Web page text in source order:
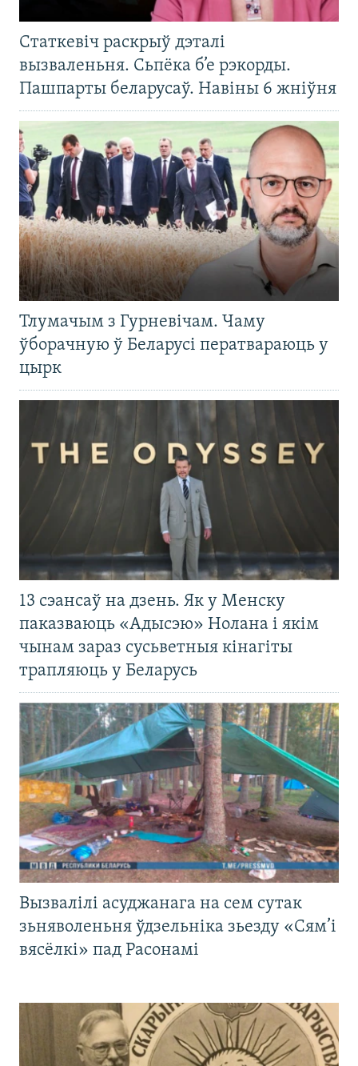
Статкевіч раскрыў дэталі
вызваленьня. Сьпёка б’е рэкорды.
Пашпарты беларусаў. Навіны 6 жніўня
Тлумачым з Гурневічам. Чаму
ўборачную ў Беларусі ператвараюць у
цырк
13 сэансаў на дзень. Як у Менску
паказваюць «Адысэю» Нолана і якім
чынам зараз сусьветныя кінагіты
трапляюць у Беларусь
Вызвалілі асуджанага на сем сутак
зьняволеньня ўдзельніка зьезду «Сям’і
вясёлкі» пад Расонамі